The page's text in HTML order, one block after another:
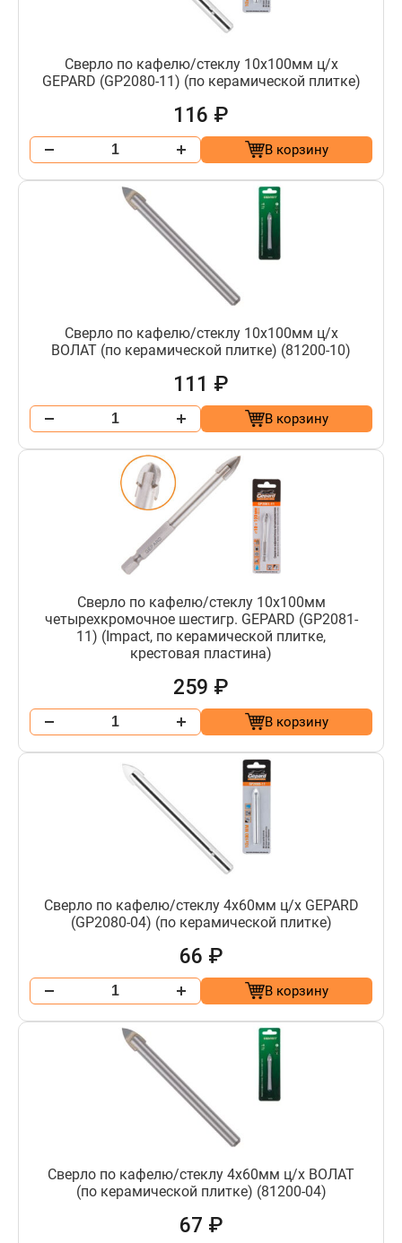
Сверло по кафелю/стеклу 10х100мм ц/х
GEPARD (GP2080-11) (по керамической плитке)
116 ₽
В корзину
Сверло по кафелю/стеклу 10х100мм ц/х
ВОЛАТ (по керамической плитке) (81200-10)
111 ₽
В корзину
Сверло по кафелю/стеклу 10х100мм
четырехкромочное шестигр. GEPARD (GP2081-
11) (Impact, по керамической плитке,
крестовая пластина)
259 ₽
В корзину
Сверло по кафелю/стеклу 4х60мм ц/х GEPARD
(GP2080-04) (по керамической плитке)
66 ₽
В корзину
Сверло по кафелю/стеклу 4х60мм ц/х ВОЛАТ
(по керамической плитке) (81200-04)
67 ₽